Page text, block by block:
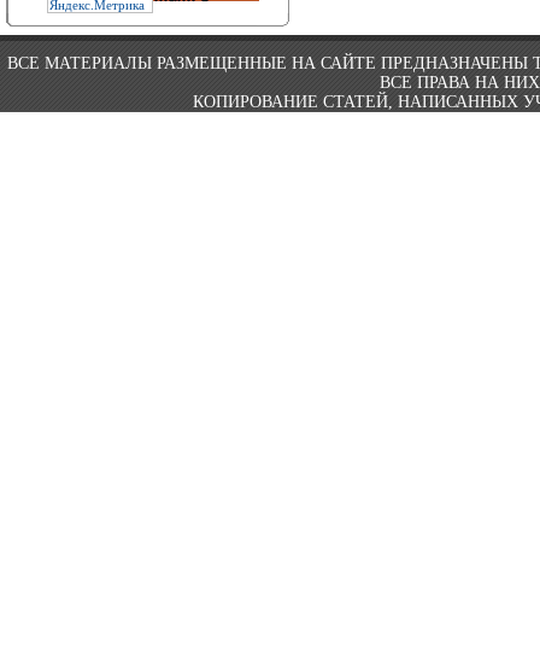
ВСЕ МАТЕРИАЛЫ РАЗМЕЩЕННЫЕ НА САЙТЕ ПРЕДНАЗНАЧЕНЫ
ВСЕ ПРАВА НА
КОПИРОВАНИЕ СТАТЕЙ, НАПИСАННЫХ